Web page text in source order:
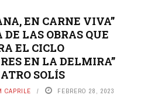
EN CARNE VIVA”
DE LAS OBRAS QUE
EL CICLO
EN LA DELMIRA”
SOLÍS
CAPRILE FEBRERO 28, 2023